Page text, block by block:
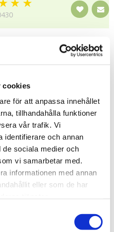
cookies
för att anpassa innehållet
tillhandahålla funktioner
vår trafik. Vi
identifierare och annan
de sociala medier och
vi samarbetar med.
informationen med annan
eller som de har
och testade enligt EN71-
för leksaker), dvs de
har dragfasta detaljer och är
mer